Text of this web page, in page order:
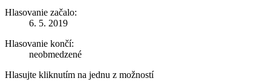
Hlasovanie začalo:
6. 5. 2019
Hlasovanie končí:
neobmedzené
Hlasujte kliknutím na jednu z možností